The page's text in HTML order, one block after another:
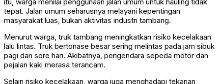
tepat. Jalan umum seharusnya melayani kepentingan
masyarakat luas, bukan aktivitas industri tambang.
Menurut warga, truk tambang meningkatkan risiko kecelakaan
lalu lintas. Truk bertonase besar sering melintas pada jam sibuk
pagi dan sore hari. Akibatnya, pengendara sepeda motor dan
pejalan kaki merasa terancam.
Selain risiko kecelakaan, warga juga menghadapi tekanan